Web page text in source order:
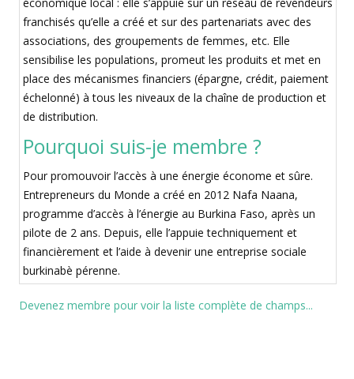
franchisés qu’elle a créé et sur des partenariats avec des
associations, des groupements de femmes, etc. Elle
sensibilise les populations, promeut les produits et met en
place des mécanismes financiers (épargne, crédit, paiement
échelonné) à tous les niveaux de la chaîne de production et
de distribution.
Pourquoi suis-je membre ?
Pour promouvoir l’accès à une énergie économe et sûre.
Entrepreneurs du Monde a créé en 2012 Nafa Naana,
programme d’accès à l’énergie au Burkina Faso, après un
pilote de 2 ans. Depuis, elle l’appuie techniquement et
financièrement et l’aide à devenir une entreprise sociale
burkinabè pérenne.
Devenez membre pour voir la liste complète de champs...